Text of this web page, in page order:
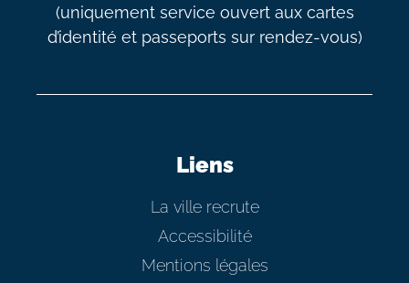
(uniquement service ouvert aux cartes
d’identité et passeports sur rendez-vous)
Liens
La ville recrute
Accessibilité
Mentions légales